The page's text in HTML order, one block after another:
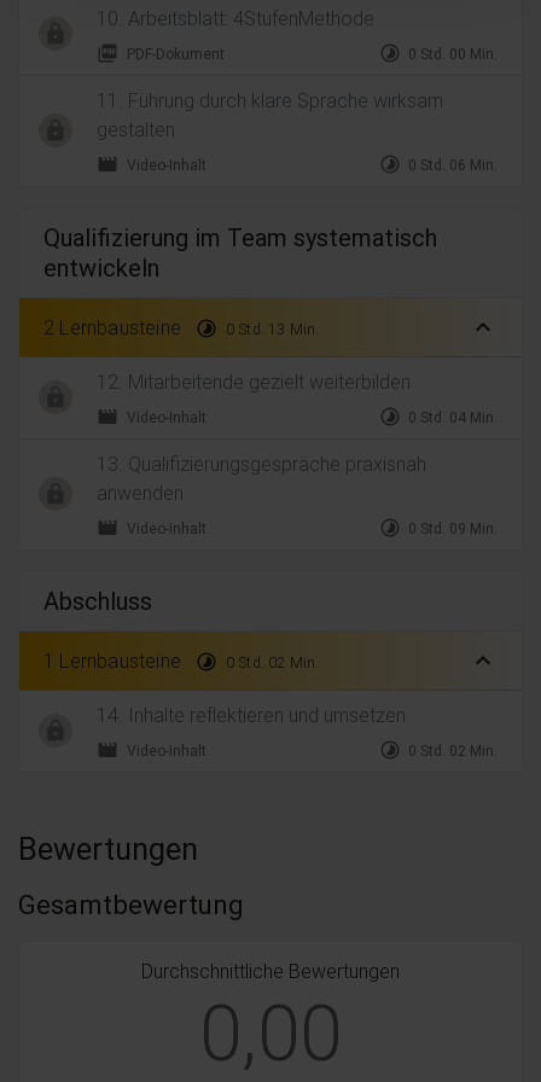
10. Arbeitsblatt: 4StufenMethode
picture_as_pdf PDF-Dokument timelapse 0 Std. 00 Min.
11. Führung durch klare Sprache wirksam
gestalten
movie Video-Inhalt timelapse 0 Std. 06 Min.
Qualifizierung im Team systematisch
entwickeln
2 Lernbausteine timelapse 0 Std. 13 Min. expand_less
12. Mitarbeitende gezielt weiterbilden
movie Video-Inhalt timelapse 0 Std. 04 Min.
13. Qualifizierungsgespräche praxisnah
anwenden
movie Video-Inhalt timelapse 0 Std. 09 Min.
Abschluss
1 Lernbausteine timelapse 0 Std. 02 Min. expand_less
14. Inhalte reflektieren und umsetzen
movie Video-Inhalt timelapse 0 Std. 02 Min.
Bewertungen
Gesamtbewertung
Durchschnittliche Bewertungen
0,00